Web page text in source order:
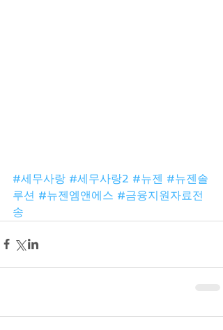
#세무사랑 #세무사랑2 #뉴젠 #뉴젠솔
루션 #뉴젠엠앤에스 #금융지원자료전
송